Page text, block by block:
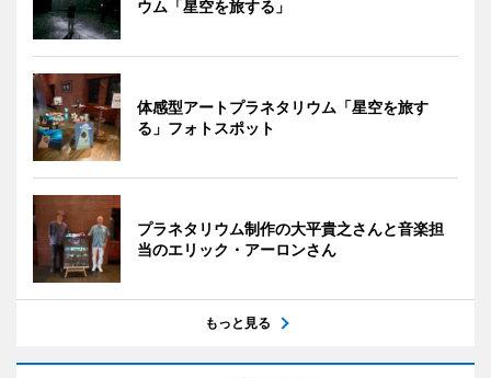
ウム「星空を旅する」
体感型アートプラネタリウム「星空を旅す
る」フォトスポット
プラネタリウム制作の大平貴之さんと音楽担
当のエリック・アーロンさん
もっと見る